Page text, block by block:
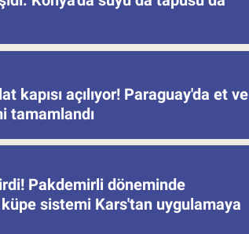
kapısı açılıyor! Paraguay'da et ve
tamamlandı
Pakdemirli döneminde
sistemi Kars'tan uygulamaya